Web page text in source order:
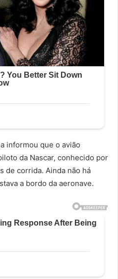
informou que o avião
da Nascar, conhecido por
de corrida. Ainda não há
a bordo da aeronave.